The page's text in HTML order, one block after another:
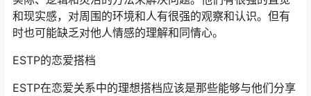
和现实感，对周围的环境和人有很强的观察和认识。但有
时也可能缺乏对他人情感的理解和同情心。
ESTP的恋爱搭档
ESTP在恋爱关系中的理想搭档应该是那些能够与他们分享